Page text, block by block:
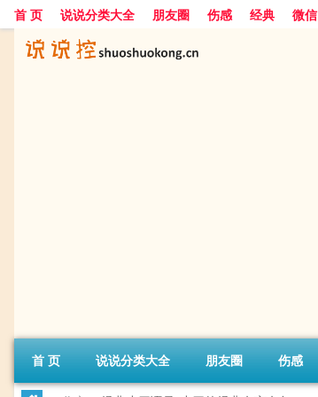
首 页 说说分类大全 朋友圈 伤感 经典 微信
首 页 说说分类大全 朋友圈 伤感